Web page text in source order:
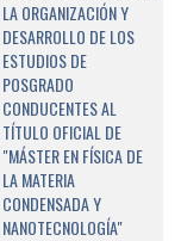
LA ORGANIZACIÓN Y
DESARROLLO DE LOS
ESTUDIOS DE
POSGRADO
CONDUCENTES AL
TÍTULO OFICIAL DE
"MÁSTER EN FÍSICA DE
LA MATERIA
CONDENSADA Y
NANOTECNOLOGÍA"